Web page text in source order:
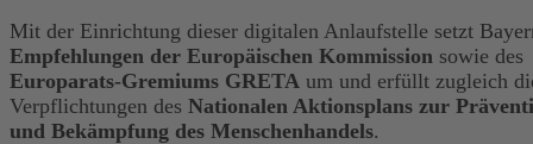
Mit der Einrichtung dieser digitalen Anlaufstelle setzt
Empfehlungen der Europäischen Kommission sowie des
Europarats-Gremiums GRETA um und erfüllt zugleich
Verpflichtungen des Nationalen Aktionsplans zur
und Bekämpfung des Menschenhandels.